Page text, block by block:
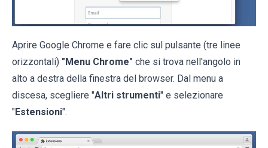
Aprire Google Chrome e fare clic sul pulsante (tre linee
orizzontali) "Menu Chrome" che si trova nell'angolo in
alto a destra della finestra del browser. Dal menu a
discesa, scegliere "Altri strumenti" e selezionare
"Estensioni".